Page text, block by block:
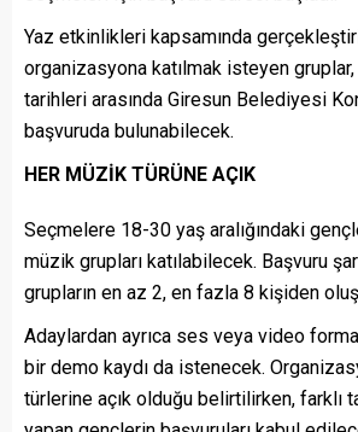
Yaz etkinlikleri kapsamında
organizasyona katılmak isteyen
tarihleri arasında Giresun Belediyesi
başvuruda bulunabilecek.
HER MÜZİK TÜRÜNE AÇIK
Seçmelere 18-30 yaş aralığındaki
müzik grupları katılabilecek. Başvuru
grupların en az 2, en fazla 8 kişiden
Adaylardan ayrıca ses veya video
bir demo kaydı da istenecek.
türlerine açık olduğu belirtilirken, farklı